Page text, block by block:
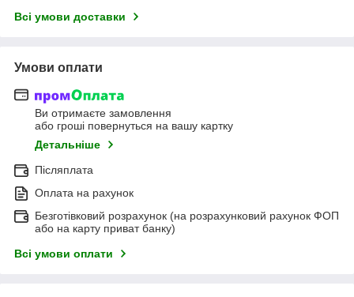
Всі умови доставки
Умови оплати
Ви отримаєте замовлення
або гроші повернуться на вашу картку
Детальніше
Післяплата
Оплата на рахунок
Безготівковий розрахунок (на розрахунковий рахунок ФОП
або на карту приват банку)
Всі умови оплати